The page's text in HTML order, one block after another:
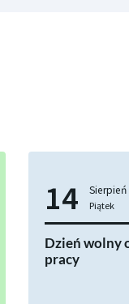
14 Sierpień
Piątek
Dzień wolny
pracy